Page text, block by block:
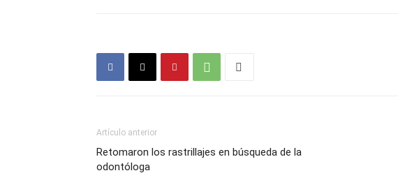
Artículo anterior
Retomaron los rastrillajes en búsqueda de la
odontóloga